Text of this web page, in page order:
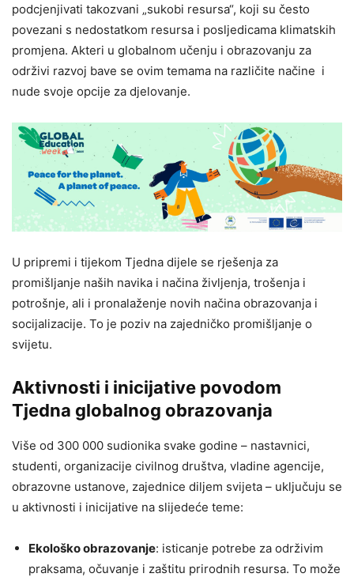
podcjenjivati ​​takozvani „sukobi resursa“, koji su često
povezani s nedostatkom resursa i posljedicama klimatskih
promjena. Akteri u globalnom učenju i obrazovanju za
održivi razvoj bave se ovim temama na različite načine i
nude svoje opcije za djelovanje.
U pripremi i tijekom Tjedna dijele se rješenja za
promišljanje naših navika i načina življenja, trošenja i
potrošnje, ali i pronalaženje novih načina obrazovanja i
socijalizacije. To je poziv na zajedničko promišljanje o
svijetu.
Aktivnosti i inicijative povodom
Tjedna globalnog obrazovanja
Više od 300 000 sudionika svake godine – nastavnici,
studenti, organizacije civilnog društva, vladine agencije,
obrazovne ustanove, zajednice diljem svijeta – uključuju se
u aktivnosti i inicijative na slijedeće teme:
Ekološko obrazovanje: isticanje potrebe za održivim
praksama, očuvanje i zaštitu prirodnih resursa. To može